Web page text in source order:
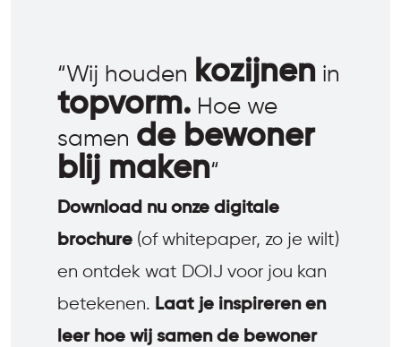
“Wij houden kozijnen in
topvorm. Hoe we
samen de bewoner
blij maken“
Download nu onze digitale
brochure (of whitepaper, zo je wilt)
en ontdek wat DOIJ voor jou kan
betekenen. Laat je inspireren en
leer hoe wij samen de bewoner